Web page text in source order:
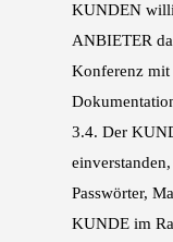
KUNDEN
ANBIETER
Konferenz mit
3.4. Der
Passwörter,
KUNDE im